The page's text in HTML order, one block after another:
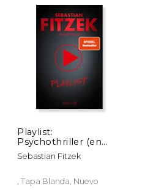
50%
dcto.
Playlist:
Psychothriller (en
Alemán)
Sebastian Fitzek
, Tapa Blanda, Nuevo